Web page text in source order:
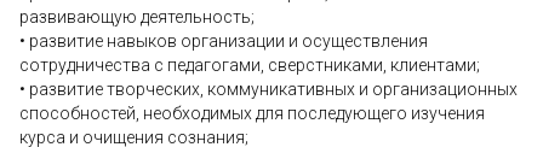
развивающую деятельность;
• развитие навыков организации и осуществления
сотрудничества с педагогами, сверстниками, клиентами;
• развитие творческих, коммуникативных и организационных
способностей, необходимых для последующего изучения
курса и очищения сознания;